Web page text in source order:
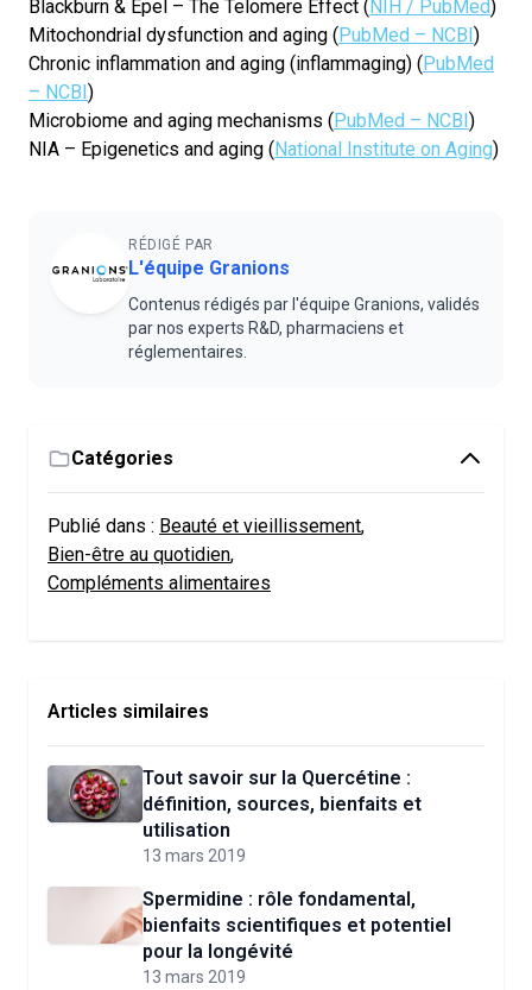
Blackburn & Epel – The Telomere Effect ( NIH / PubMed)
Mitochondrial dysfunction and aging (PubMed – NCBI)
Chronic inflammation and aging (inflammaging) (PubMed
– NCBI)
Microbiome and aging mechanisms (PubMed – NCBI)
NIA – Epigenetics and aging (National Institute on Aging)
RÉDIGÉ PAR
L'équipe Granions
Contenus rédigés par l'équipe Granions, validés
par nos experts R&D, pharmaciens et
réglementaires.
Catégories
Publié dans : Beauté et vieillissement,
Bien-être au quotidien,
Compléments alimentaires
Articles similaires
Tout savoir sur la Quercétine :
définition, sources, bienfaits et
utilisation
13 mars 2019
Spermidine : rôle fondamental,
bienfaits scientifiques et potentiel
pour la longévité
13 mars 2019